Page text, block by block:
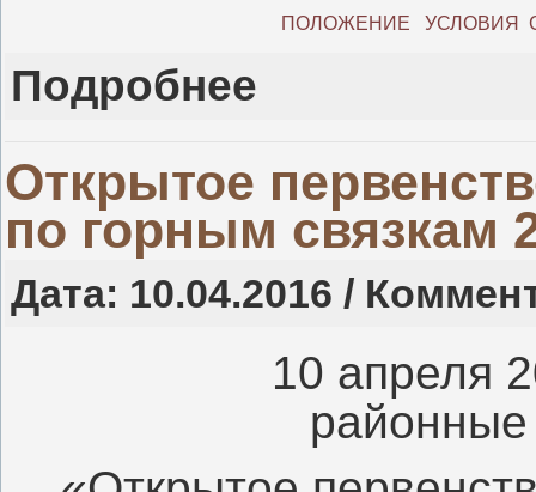
ПОЛОЖЕНИЕ УСЛОВИЯ
Подробнее
Открытое
по горным связкам
Дата: 10.04.2016 /
10 апреля